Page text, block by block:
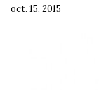
oct. 15, 2015